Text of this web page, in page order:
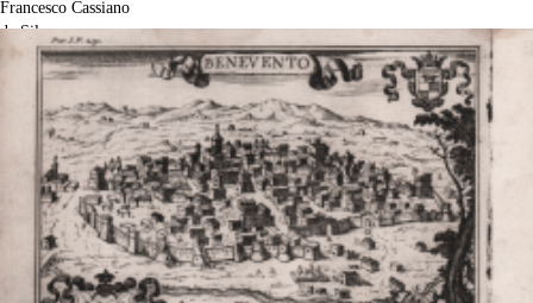
Francesco Cassiano
de Silva
Riferimento:
S52725
180 x 125 mm
1700 ca.
Luogo di Stampa:
Napoli
Prezzo
200,00 €
Anteprima
DESCRIZIONE